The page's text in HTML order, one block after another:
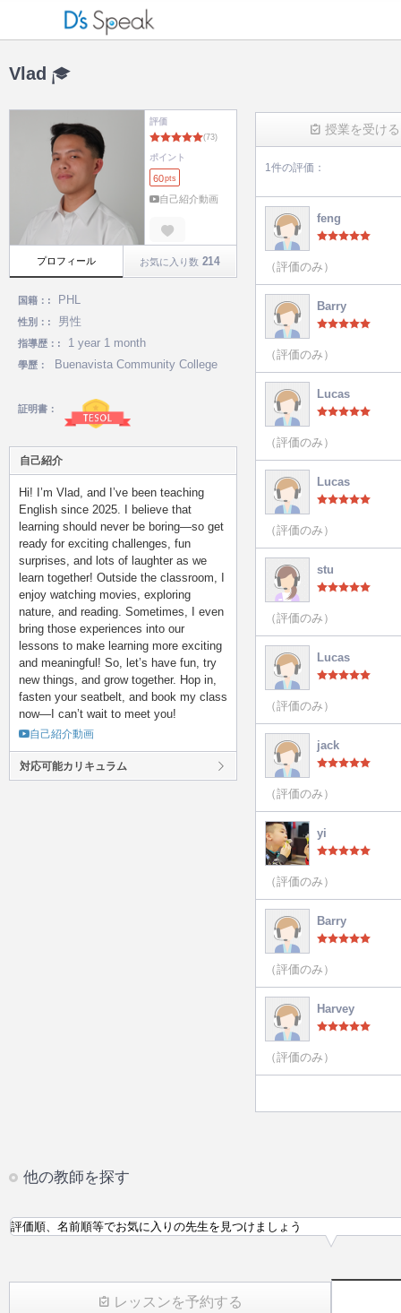
Vlad
評価
ポイント
60pts
自己紹介動画
プロフィール お気に入り数 214
国籍：: PHL
性別：: 男性
指導歴：: 1 year 1 month
學歷： Buenavista Community College
証明書：
自己紹介
Hi! I’m Vlad, and I’ve been teaching
English since 2025. I believe that
learning should never be boring—so get
ready for exciting challenges, fun
surprises, and lots of laughter as we
learn together! Outside the classroom, I
enjoy watching movies, exploring
nature, and reading. Sometimes, I even
bring those experiences into our
lessons to make learning more exciting
and meaningful! So, let’s have fun, try
new things, and grow together. Hop in,
fasten your seatbelt, and book my class
now—I can’t wait to meet you!
自己紹介動画
対応可能カリキュラム
授業を受ける
1件の評価：
feng
（評価のみ）
Barry
（評価のみ）
Lucas
（評価のみ）
Lucas
（評価のみ）
stu
（評価のみ）
Lucas
（評価のみ）
jack
（評価のみ）
yi
（評価のみ）
Barry
（評価のみ）
Harvey
（評価のみ）
他の教師を探す
レッスンを予約する
評価順、名前順等でお気に入りの先生を見つけましょう